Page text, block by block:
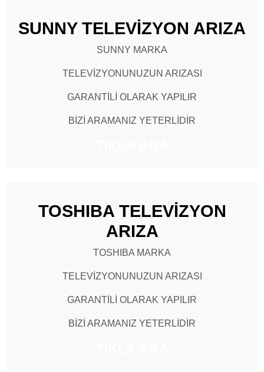
SUNNY TELEVİZYON ARIZA
SUNNY MARKA
TELEVİZYONUNUZUN ARIZASI
GARANTİLİ OLARAK YAPILIR
BİZİ ARAMANIZ YETERLİDİR
TOSHIBA TELEVİZYON
ARIZA
TOSHIBA MARKA
TELEVİZYONUNUZUN ARIZASI
GARANTİLİ OLARAK YAPILIR
BİZİ ARAMANIZ YETERLİDİR